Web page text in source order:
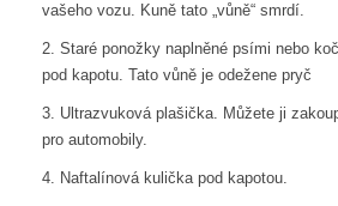
vašeho vozu. Kuně tato „vůně“ smrdí.
2. Staré ponožky naplněné psími nebo
pod kapotu. Tato vůně je odežene pryč
3. Ultrazvuková plašička. Můžete ji
pro automobily.
4. Naftalínová kulička pod kapotou.